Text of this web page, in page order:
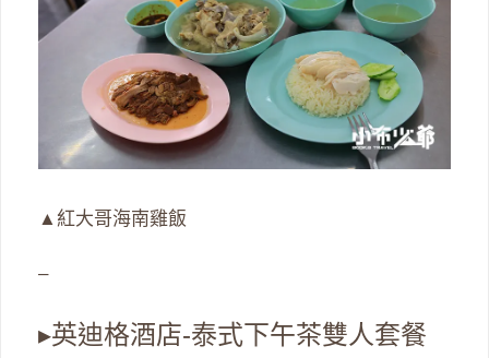
▲紅大哥海南雞飯
–
▸英迪格酒店-泰式下午茶雙人套餐